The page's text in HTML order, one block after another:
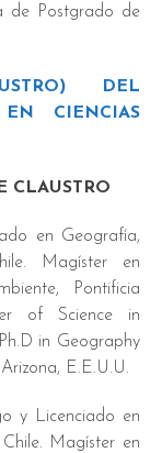
de Postgrado de
DEL
CIENCIAS
CLAUSTRO
en Geografía,
Magíster en
Pontificia
of Science in
in Geography
E.E.U.U.
y Licenciado en
Magíster en